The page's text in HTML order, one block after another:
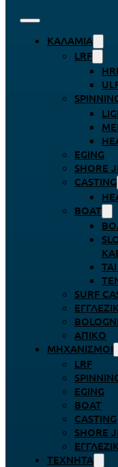
ΚΑΛΆΜΙΑ
LRF
EGING
SHORE
CASTING
BOAT
SURF
ΑΠΊΚΟ
ΜΗΧΑΝΙΣΜΟΊ
LRF
EGING
BOAT
CASTING
SHORE
ΤΕΧΝΗΤΆ